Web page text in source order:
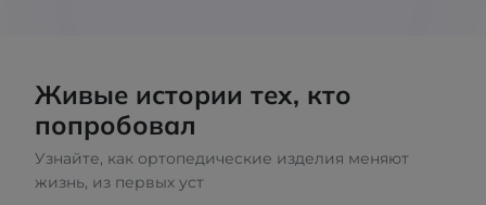
Живые истории тех, кто
попробовал
Узнайте, как ортопедические изделия меняют
жизнь, из первых уст